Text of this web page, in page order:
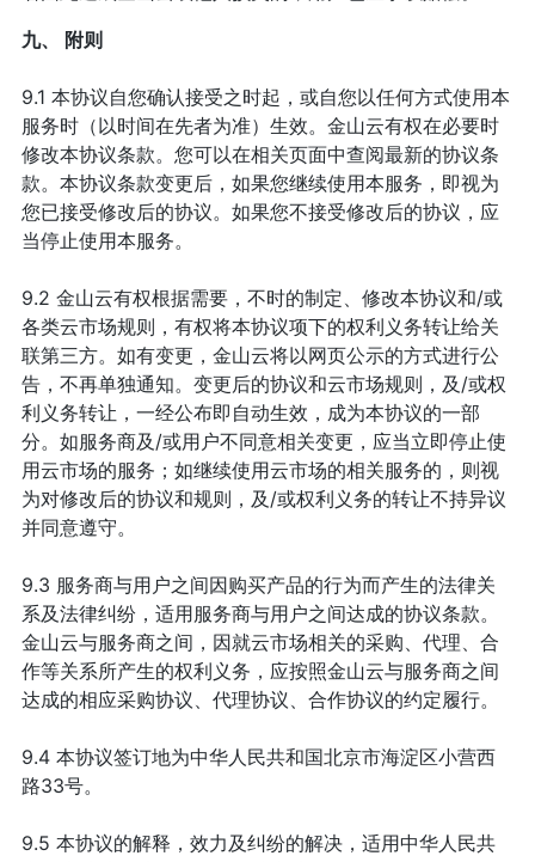
九、 附则
9.1 本协议自您确认接受之时起，或自您以任何方式使用本
服务时（以时间在先者为准）生效。金山云有权在必要时
修改本协议条款。您可以在相关页面中查阅最新的协议条
款。本协议条款变更后，如果您继续使用本服务，即视为
您已接受修改后的协议。如果您不接受修改后的协议，应
当停止使用本服务。
9.2 金山云有权根据需要，不时的制定、修改本协议和/或
各类云市场规则，有权将本协议项下的权利义务转让给关
联第三方。如有变更，金山云将以网页公示的方式进行公
告，不再单独通知。变更后的协议和云市场规则，及/或权
利义务转让，一经公布即自动生效，成为本协议的一部
分。如服务商及/或用户不同意相关变更，应当立即停止使
用云市场的服务；如继续使用云市场的相关服务的，则视
为对修改后的协议和规则，及/或权利义务的转让不持异议
并同意遵守。
9.3 服务商与用户之间因购买产品的行为而产生的法律关
系及法律纠纷，适用服务商与用户之间达成的协议条款。
金山云与服务商之间，因就云市场相关的采购、代理、合
作等关系所产生的权利义务，应按照金山云与服务商之间
达成的相应采购协议、代理协议、合作协议的约定履行。
9.4 本协议签订地为中华人民共和国北京市海淀区小营西
路33号。
9.5 本协议的解释，效力及纠纷的解决，适用中华人民共